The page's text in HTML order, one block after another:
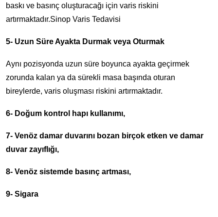
baskı ve basınç oluşturacağı için varis riskini
artırmaktadır.Sinop Varis Tedavisi
5- Uzun Süre Ayakta Durmak veya Oturmak
Aynı pozisyonda uzun süre boyunca ayakta geçirmek
zorunda kalan ya da sürekli masa başında oturan
bireylerde, varis oluşması riskini artırmaktadır.
6- Doğum kontrol hapı kullanımı,
7- Venöz damar duvarını bozan birçok etken ve damar
duvar zayıflığı,
8- Venöz sistemde basınç artması,
9- Sigara